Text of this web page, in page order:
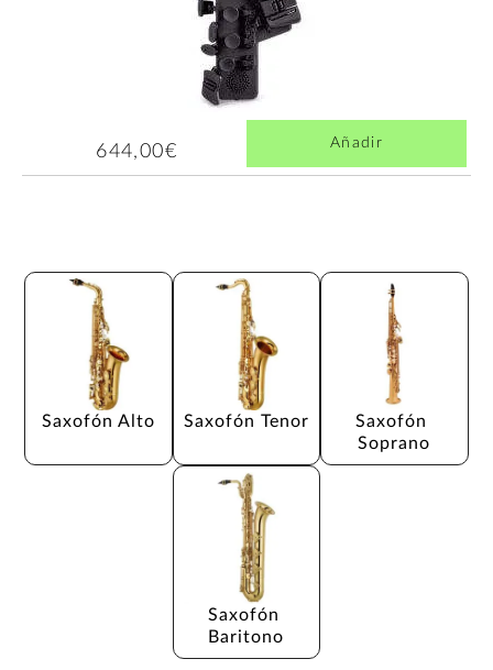
644,00€ Añadir
Saxofón Alto Saxofón Tenor
Saxofón
Soprano
Saxofón
Baritono